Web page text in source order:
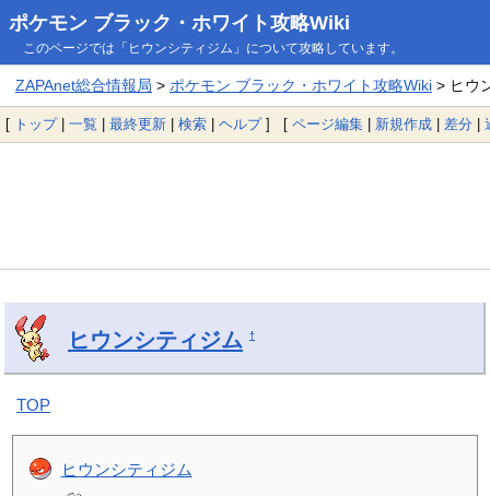
ポケモン ブラック・ホワイト攻略Wiki
このページでは「ヒウンシティジム」について攻略しています。
ZAPAnet総合情報局 > ポケモン ブラック・ホワイト攻略Wiki> ヒウ
[ トップ| 一覧 | 最終更新 | 検索 | ヘルプ] [ ページ編集 | 新規作成 | 差分 |
ヒウンシティジム †
TOP
ヒウンシティジム